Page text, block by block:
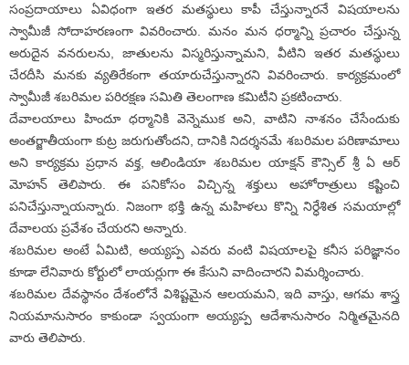
సంప్రదాయాలు ఏవిధంగా ఇతర మతస్థులు కాపీ చేస్తున్నారనే విషయాలను
స్వామీజీ సోదాహరణంగా వివరించారు. మనం మన ధర్మాన్ని ప్రచారం చేస్తున్న
అరుదైన వనరులను, జాతులను విస్మరిస్తున్నామని, వీటిని ఇతర మతస్థులు
చేరదీసి మనకు వ్యతిరేకంగా తయారుచేస్తున్నారని వివరించారు. కార్యక్రమంలో
స్వామీజీ శబరిమల పరిరక్షణ సమితి తెలంగాణ కమిటీని ప్రకటించారు.
దేవాలయాలు హిందూ ధర్మానికి వెన్నెముక అని, వాటిని నాశనం చేసేందుకు
అంతర్జాతీయంగా కుట్ర జరుగుతోందని, దానికి నిదర్శనమే శబరిమల పరిణామాలు
అని కార్యక్రమ ప్రధాన వక్త, ఆలిండియా శబరిమల యాక్షన్ కౌన్సిల్ శ్రీ ఏ ఆర్
మోహన్ తెలిపారు. ఈ పనికోసం విచ్చిన్న శక్తులు అహోరాత్రులు కష్టించి
పనిచేస్తున్నాయన్నారు. నిజంగా భక్తి ఉన్న మహిళలు కొన్ని నిర్ధేశిత సమయాల్లో
దేవాలయ ప్రవేశం చేయరని అన్నారు.
శబరిమల అంటే ఏమిటి, అయ్యప్ప ఎవరు వంటి విషయాలపై కనీస పరిజ్ఞానం
కూడా లేనివారు కోర్టులో లాయర్లుగా ఈ కేసుని వాదించారని విమర్శించారు.
శబరిమల దేవస్థానం దేశంలోనే విశిష్టమైన ఆలయమని, ఇది వాస్తు, ఆగమ శాస్త్ర
నియమానుసారం కాకుండా స్వయంగా అయ్యప్ప ఆదేశానుసారం నిర్మితమైనది
వారు తెలిపారు.